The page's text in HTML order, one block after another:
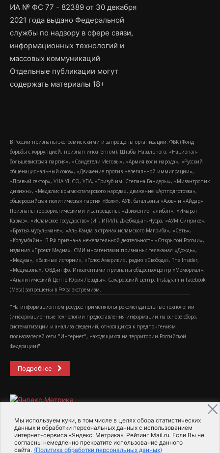
Мы используем куки, в том числе в целях сбора статистических
данных и обработки персональных данных с использованием
интернет-сервиса «Яндекс. Метрика», Рейтинг Mail.ru. Если Вы не
согласны немедленно прекратите использование данного
сайта. (Политика обработки персональных данных)
ИА № ФС 77 - 82389 от 30 декабря
2021 года выдано Федеральной
службы по надзору в сфере связи,
информационных технологий и
массовых коммуникаций
Отдельные публикации могут
содержать материалы 18+
В России признаны экстремистскими и запрещены организации: ФБК (Фонд
борьбы с коррупцией, признан иноагентом), Штабы Навального, «Национал-
большевистская партия», «Свидетели Иеговы», «Армия воли народа», «Русский
общенациональный союз», «Движение против нелегальной иммиграции»,
«Правый сектор», УНА-УНСО, УПА, «Тризуб им. Степана Бандеры», «Мизантропик
дивижн», «Меджлис крымскотатарского народа», движение «Артподготовка»,
общероссийская политическая партия «Воля», АУЕ, батальоны «Азов» и «Айдар».
Признаны террористическими и запрещены: «Движение Талибан», «Имарат
Кавказ», «Исламское государство» (ИГ, ИГИЛ), Джебхад-ан-Нусра, «АУМ Синрике»,
«Братья-мусульмане», «Аль-Каида в странах исламского Магриба», «Сеть»,
«Колумбайн». В РФ признана нежелательной деятельность «Открытой России»,
издания «Проект Медиа». СМИ-иноагентами признаны: телеканал «Дождь»,
«Медуза», «Важные истории», «Голос Америки», радио «Свобода», The Insider,
«Медиазона», ОВД-инфо. Иноагентами признаны общество/центр «Мемориал»,
«Аналитический Центр Юрия Левады», Сахаровский центр. Instagram и Facebook
(Metа) запрещены в РФ за экстремизм.
"На информационном ресурсе применяются рекомендательные технологии
(информационные технологии предоставления информации на основе сбора,
систематизации и анализа сведений, относящихся к предпочтениям
пользователей сети "Интернет", находящихся на территории Российской
Федерации)".
Подробнее
2015-2026- Информационное агентство МедиаПоток